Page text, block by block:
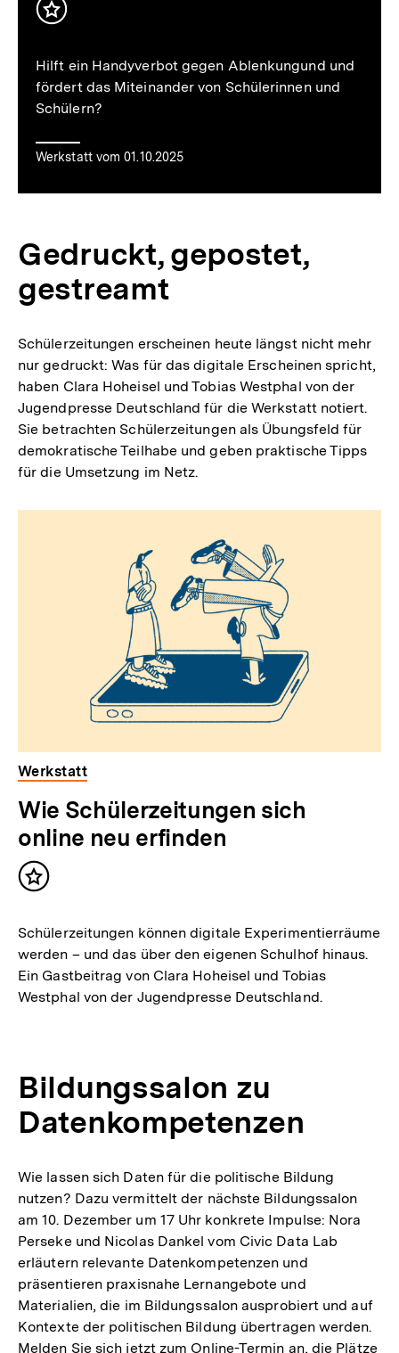
Inhalt
Hilft ein Handyverbot gegen Ablenkungund und
fördert das Miteinander von Schülerinnen und
Schülern?
Werkstatt vom 01.10.2025
Gedruckt, gepostet,
gestreamt
Schülerzeitungen erscheinen heute längst nicht mehr
nur gedruckt: Was für das digitale Erscheinen spricht,
haben Clara Hoheisel und Tobias Westphal von der
Jugendpresse Deutschland für die Werkstatt notiert.
Sie betrachten Schülerzeitungen als Übungsfeld für
demokratische Teilhabe und geben praktische Tipps
für die Umsetzung im Netz.
Werkstatt
Wie Schülerzeitungen sich
online neu erfinden
Inhalt
Schülerzeitungen können digitale Experimentierräume
werden – und das über den eigenen Schulhof hinaus.
Ein Gastbeitrag von Clara Hoheisel und Tobias
Westphal von der Jugendpresse Deutschland.
Bildungssalon zu
Datenkompetenzen
Wie lassen sich Daten für die politische Bildung
nutzen? Dazu vermittelt der nächste Bildungssalon
am 10. Dezember um 17 Uhr konkrete Impulse: Nora
Perseke und Nicolas Dankel vom Civic Data Lab
erläutern relevante Datenkompetenzen und
präsentieren praxisnahe Lernangebote und
Materialien, die im Bildungssalon ausprobiert und auf
Kontexte der politischen Bildung übertragen werden.
Melden Sie sich jetzt zum Online-Termin an, die Plätze